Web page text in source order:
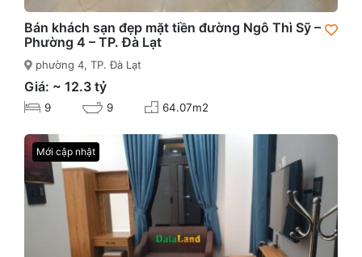
Bán khách sạn đẹp mặt tiền đường Ngô Thì Sỹ –
Phường 4 – TP. Đà Lạt
phường 4, TP. Đà Lạt
Giá: ~ 12.3 tỷ
9 9 64.07m2
Mới cập nhật